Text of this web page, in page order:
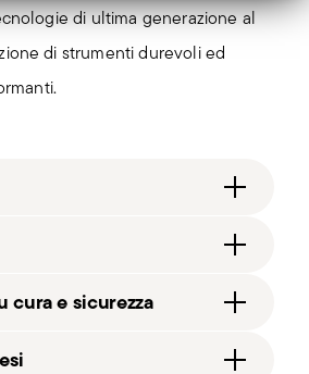
di ultima generazione al
di strumenti durevoli ed
cura e sicurezza